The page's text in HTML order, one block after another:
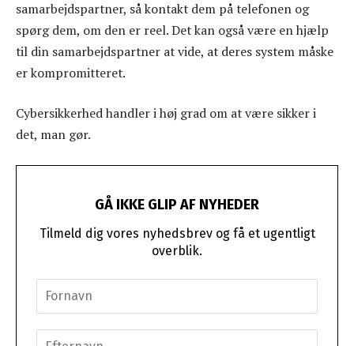
samarbejdspartner, så kontakt dem på telefonen og
spørg dem, om den er reel. Det kan også være en hjælp
til din samarbejdspartner at vide, at deres system måske
er kompromitteret.
Cybersikkerhed handler i høj grad om at være sikker i
det, man gør.
GÅ IKKE GLIP AF NYHEDER
Tilmeld dig vores nyhedsbrev og få et ugentligt
overblik.